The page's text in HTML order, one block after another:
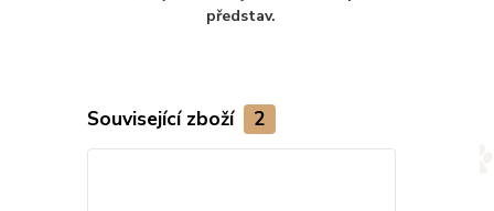
představ.
Související zboží 2